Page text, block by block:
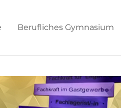
Berufliches Gymnasium